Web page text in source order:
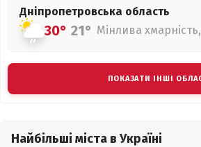
Дніпропетровська область
30° 21° Мінлива
ПОКАЗАТИ ІНШІ
Найбільші міста в Україні